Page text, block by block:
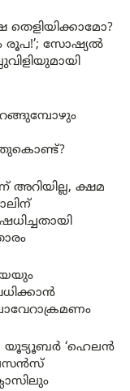
തെളിയിക്കാമോ?
രൂപ!’; സോഷ്യൽ
അറിയില്ല, ക്ഷമ
ചാവേറാക്രമണം
യൂട്യൂബർ ‘ഹെലൻ